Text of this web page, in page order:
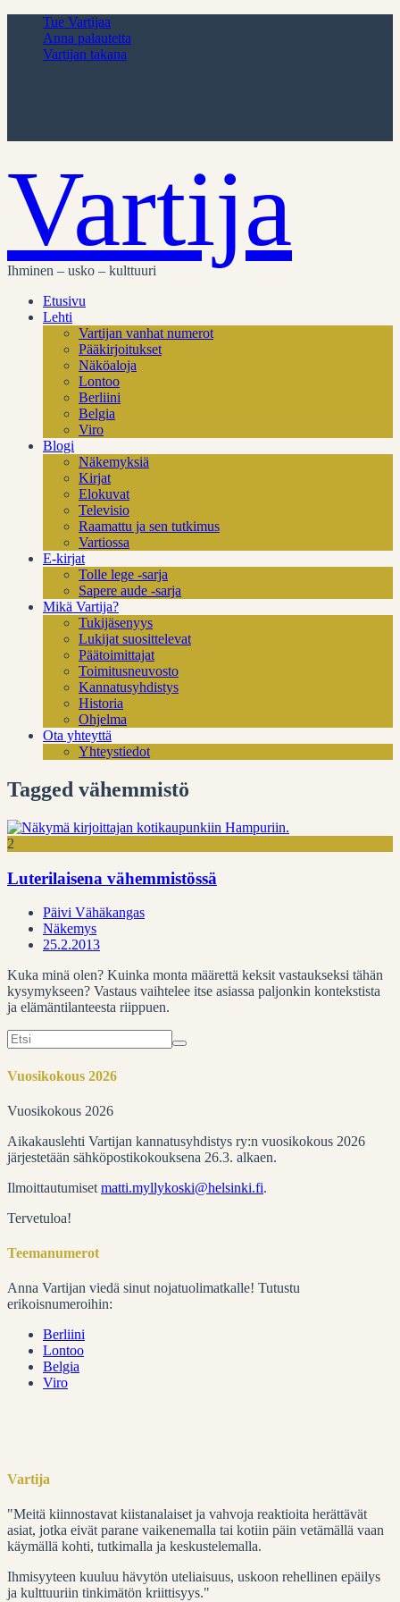
Tue Vartijaa
Anna palautetta
Vartijan takana
Vartija
Ihminen – usko – kulttuuri
Etusivu
Lehti
Vartijan vanhat numerot
Pääkirjoitukset
Näköaloja
Lontoo
Berliini
Belgia
Viro
Blogi
Näkemyksiä
Kirjat
Elokuvat
Televisio
Raamattu ja sen tutkimus
Vartiossa
E-kirjat
Tolle lege -sarja
Sapere aude -sarja
Mikä Vartija?
Tukijäsenyys
Lukijat suosittelevat
Päätoimittajat
Toimitusneuvosto
Kannatusyhdistys
Historia
Ohjelma
Ota yhteyttä
Yhteystiedot
Tagged vähemmistö
2
Luterilaisena vähemmistössä
Päivi Vähäkangas
Näkemys
25.2.2013
Kuka minä olen? Kuinka monta määrettä keksit vastaukseksi tähän
kysymykseen? Vastaus vaihtelee itse asiassa paljonkin kontekstista
ja elämäntilanteesta riippuen.
Search
for:
Vuosikokous 2026
Vuosikokous 2026
Aikakauslehti Vartijan kannatusyhdistys ry:n vuosikokous 2026
järjestetään sähköpostikokouksena 26.3. alkaen.
Ilmoittautumiset matti.myllykoski@helsinki.fi.
Tervetuloa!
Teemanumerot
Anna Vartijan viedä sinut nojatuolimatkalle! Tutustu
erikoisnumeroihin:
Berliini
Lontoo
Belgia
Viro
Vartija
"Meitä kiinnostavat kiistanalaiset ja vahvoja reaktioita herättävät
asiat, jotka eivät parane vaikenemalla tai kotiin päin vetämällä vaan
käymällä kohti, tutkimalla ja keskustelemalla.
Ihmisyyteen kuuluu hävytön uteliaisuus, uskoon rehellinen epäilys
ja kulttuuriin tinkimätön kriittisyys."